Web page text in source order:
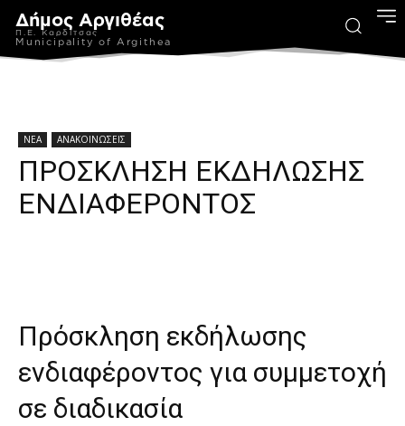
Δήμος Αργιθέας
Π.Ε. Καρδίτσας
Municipality of Argithea
ΝΕΑ ΑΝΑΚΟΙΝΩΣΕΙΣ
ΠΡΟΣΚΛΗΣΗ ΕΚΔΗΛΩΣΗΣ
ΕΝΔΙΑΦΕΡΟΝΤΟΣ
Πρόσκληση εκδήλωσης
ενδιαφέροντος για συμμετοχή
σε διαδικασία